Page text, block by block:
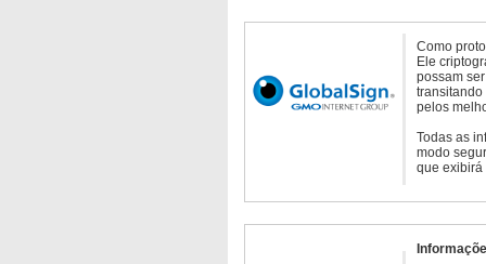
Como
Ele
possam
transitando
pelos
Todas as
modo
que exibirá